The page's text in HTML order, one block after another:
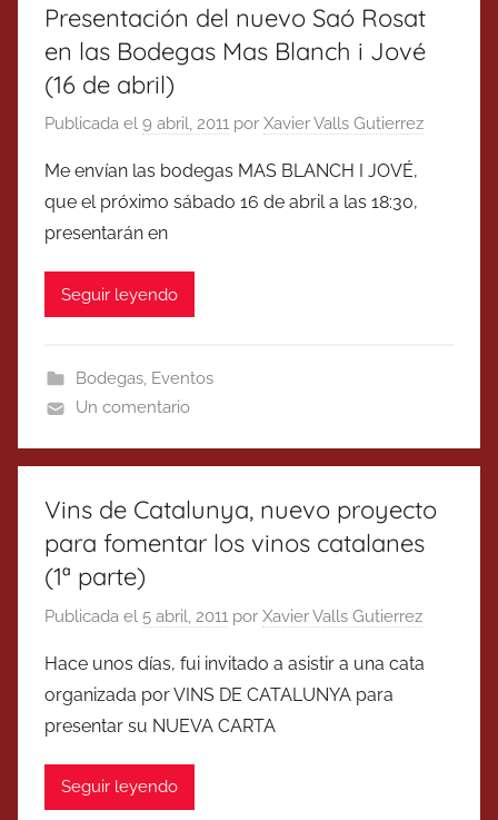
Presentación del nuevo Saó Rosat
en las Bodegas Mas Blanch i Jové
(16 de abril)
Publicada el 9 abril, 2011 por Xavier Valls Gutierrez
Me envían las bodegas MAS BLANCH I JOVÉ,
que el próximo sábado 16 de abril a las 18:30,
presentarán en
Seguir leyendo
Bodegas, Eventos
Un comentario
Vins de Catalunya, nuevo proyecto
para fomentar los vinos catalanes
(1ª parte)
Publicada el 5 abril, 2011 por Xavier Valls Gutierrez
Hace unos días, fui invitado a asistir a una cata
organizada por VINS DE CATALUNYA para
presentar su NUEVA CARTA
Seguir leyendo